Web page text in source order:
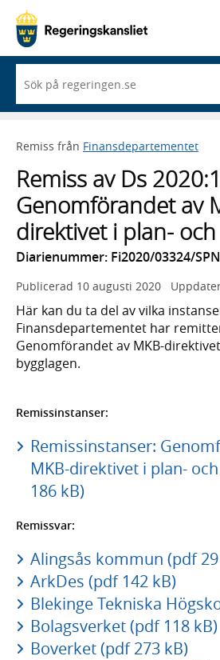
du
börjar
skriva
framträder
lista
med
sökförslag
Remiss från Finansdepartementet
Remiss av Ds
Genomförandet av
direktivet i plan-
Diarienummer: Fi2020/03324/SPN
Publicerad 10 augusti 2020
Här kan du ta del av vilka
Finansdepartementet har
Genomförandet av MKB-
bygglagen.
Remissinstanser:
Remissinstanser:
MKB-direktivet i plan-
186 kB)
Remissvar:
Alingsås kommun (pdf
ArkDes (pdf 142 kB)
Blekinge Tekniska
Bolagsverket (pdf 118 kB)
Boverket (pdf 273 kB)